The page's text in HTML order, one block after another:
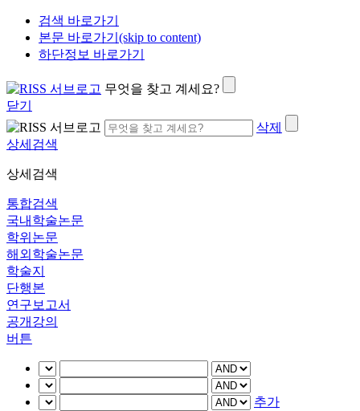
검색 바로가기
본문 바로가기(skip to content)
하단정보 바로가기
무엇을 찾고 계세요?
닫기
삭제
상세검색
상세검색
통합검색
국내학술논문
학위논문
해외학술논문
학술지
단행본
연구보고서
공개강의
버튼
추가